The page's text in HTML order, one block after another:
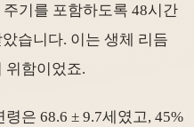
기를 포함하도록 48시간
습니다. 이는 생체 리듬
위함이었죠.
은 68.6 ± 9.7세였고, 45%